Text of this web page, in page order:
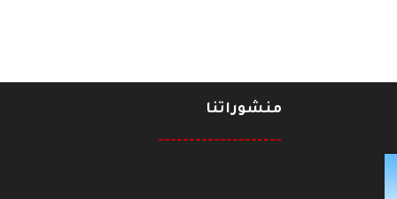
منشوراتنا
--------------------